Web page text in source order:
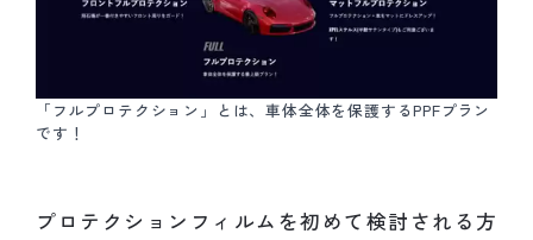
「フルプロテクション」とは、車体全体を保護するPPFプラン
です！
プロテクションフィルムを初めて検討される方